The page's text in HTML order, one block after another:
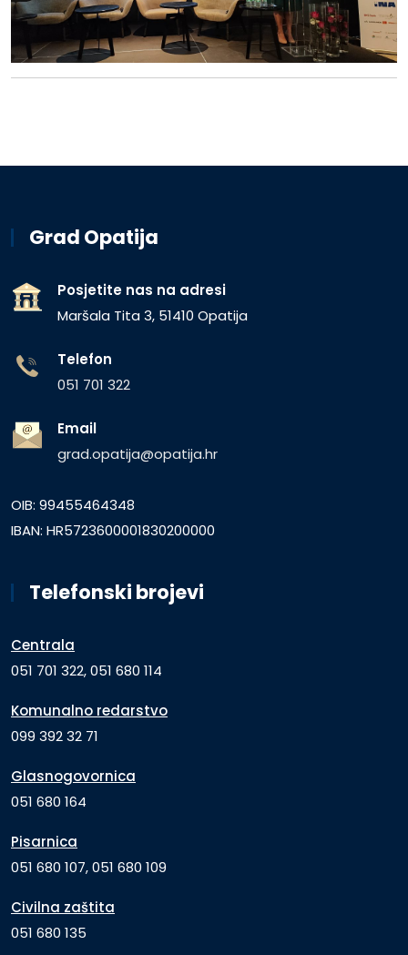
Grad Opatija
Posjetite nas na adresi
Maršala Tita 3, 51410 Opatija
Telefon
051 701 322
Email
grad.opatija@opatija.hr
OIB: 99455464348
IBAN: HR5723600001830200000
Telefonski brojevi
Centrala
051 701 322, 051 680 114
Komunalno redarstvo
099 392 32 71
Glasnogovornica
051 680 164
Pisarnica
051 680 107, 051 680 109
Civilna zaštita
051 680 135